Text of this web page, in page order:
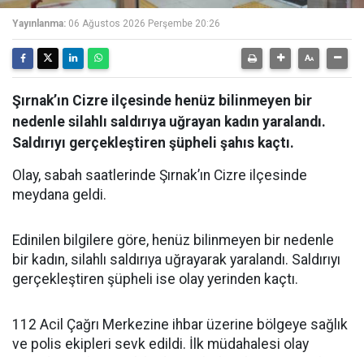
Yayınlanma: 06 Ağustos 2026 Perşembe 20:26
Şırnak’ın Cizre ilçesinde henüz bilinmeyen bir
nedenle silahlı saldırıya uğrayan kadın yaralandı.
Saldırıyı gerçekleştiren şüpheli şahıs kaçtı.
Olay, sabah saatlerinde Şırnak’ın Cizre ilçesinde
meydana geldi.
Edinilen bilgilere göre, henüz bilinmeyen bir nedenle
bir kadın, silahlı saldırıya uğrayarak yaralandı. Saldırıyı
gerçekleştiren şüpheli ise olay yerinden kaçtı.
112 Acil Çağrı Merkezine ihbar üzerine bölgeye sağlık
ve polis ekipleri sevk edildi. İlk müdahalesi olay